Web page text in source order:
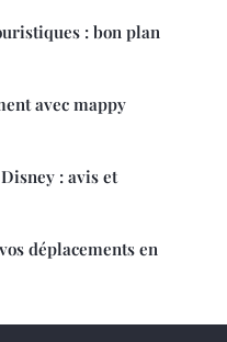
: bon plan
avec mappy
: avis et
déplacements en